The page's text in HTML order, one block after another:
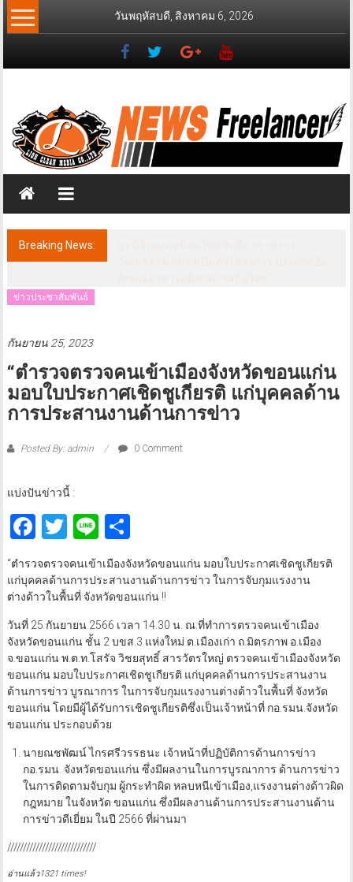
Skip
to
วันพฤหัสบดี, สิงหาคม 6, 2026
News
Freelancer
วส์
ฟรี
แลน
เซอร์
Breaking News:
ข่าวประชาสัมพันธ์
กันยายน 25, 2023
“ตำรวจตรวจคนเข้าเมืองจังหวัดขอนแก่น
มอบใบประกาศเชิดชูเกียรติ แก่บุคคลด้าน
การประสานงานด้านการข่าว
Posted By: admin 0 Comment
แบ่งปันข่าวนี้ :
Facebook
Twitter
LineShare
“ตำรวจตรวจคนเข้าเมืองจังหวัดขอนแก่น มอบใบประกาศเชิดชูเกียรติ
แก่บุคคลด้านการประสานงานด้านการข่าว ในการจับกุมแรงงาน
ต่างด้าวในพื้นที่ จังหวัดขอนแก่น !!
วันที่ 25 กันยายน 2566 เวลา 14.30 น. ณ.ที่ทำการตรวจคนเข้าเมือง
จังหวัดขอนแก่น ชั้น 2 บขส.3 แห่งใหม่ ต.เมืองเก่า ถ.มิตรภาพ อ.เมือง
จ.ขอนแก่น พ.ต.ท.โสรัจ วิชยสุทธิ์ สารวัตรใหญ่ ตรวจคนเข้าเมืองจังหวัด
ขอนแก่น มอบใบประกาศเชิดชูเกียรติ แก่บุคคลด้านการประสานงาน
ด้านการข่าว บูรณาการ ในการจับกุมแรงงานต่างด้าวในพื้นที่ จังหวัด
ขอนแก่น โดยมีผู้ได้รับการเชิดชูเกียรติซึ่งเป็นเจ้าหน้าที่ กอ.รมน.จังหวัด
ขอนแก่น ประกอบด้วย
นายณชพัฒน์ ไกรศรีวรรธนะ เจ้าหน้าที่ปฏิบัติการด้านการข่าว
กอ.รมน. จังหวัดขอนแก่น ซึ่งมีผลงานในการบูรณาการ ด้านการข่าว
ในการติดตามจับกุม ผู้กระทำผิด หลบหนีเข้าเมือง,แรงงานต่างด้าวผิด
กฎหมาย ในจังหวัด ขอนแก่น ซึ่งมีผลงานด้านการประสานงานด้าน
การข่าวดีเยี่ยม ในปี 2566 ที่ผ่านมา
////////////////////////////
อ่านแล้ว1321 times!